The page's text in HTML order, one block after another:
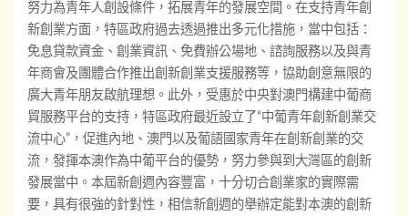
努力為青年人創設條件，拓展青年的發展空間。在支持青年創
新創業方面，特區政府過去透過推出多元化措施，當中包括：
免息貸款資金、創業資訊、免費辦公場地、諮詢服務以及與青
年商會及團體合作推出創新創業支援服務等，協助創意無限的
廣大青年朋友啟航理想。此外，受惠於中央對澳門構建中葡商
貿服務平台的支持，特區政府最近設立了“中葡青年創新創業交
流中心”，促進內地、澳門以及葡語國家青年在創新創業的交
流，發揮本澳作為中葡平台的優勢，努力參與到大灣區的創新
發展當中。本屆新創週內容豐富，十分切合創業家的實際需
要，具有很強的針對性，相信新創週的舉辦定能對本澳的創新